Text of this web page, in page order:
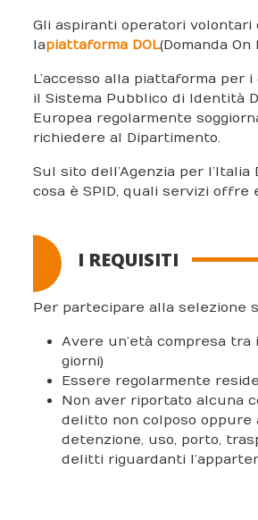
Gli aspiranti operatori
lapiattaforma DOL(Domanda On
L’accesso alla piattaforma per
il Sistema Pubblico di Identità
Europea regolarmente
richiedere al Dipartimento.
Sul sito dell’Agenzia per l’Italia
cosa è SPID, quali servizi offre
I REQUISITI
Per partecipare alla selezione
Avere un’età compresa
giorni)
Essere regolarmente
Non aver riportato alcuna
delitto non colposo
detenzione, uso, porto,
delitti riguardanti